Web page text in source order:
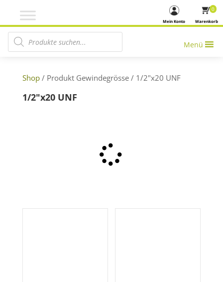
Warenkorb
0
Mein Konto
Products search
Menü
Shop/ Produkt Gewindegrösse / 1/2"x20 UNF
1/2"x20 UNF